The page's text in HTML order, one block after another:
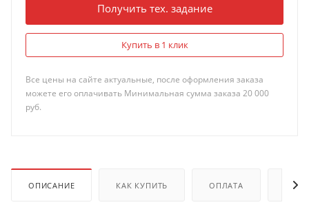
Получить тех. задание
Купить в 1 клик
Все цены на сайте актуальные, после оформления заказа
можете его оплачивать Минимальная сумма заказа 20 000
руб.
ОПИСАНИЕ КАК КУПИТЬ ОПЛАТА